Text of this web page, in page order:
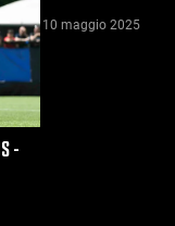
-
10 maggio 2025